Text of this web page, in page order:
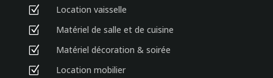
Z Location vaisselle
Z Matériel de salle et de cuisine
Z Matériel décoration & soirée
Z Location mobilier